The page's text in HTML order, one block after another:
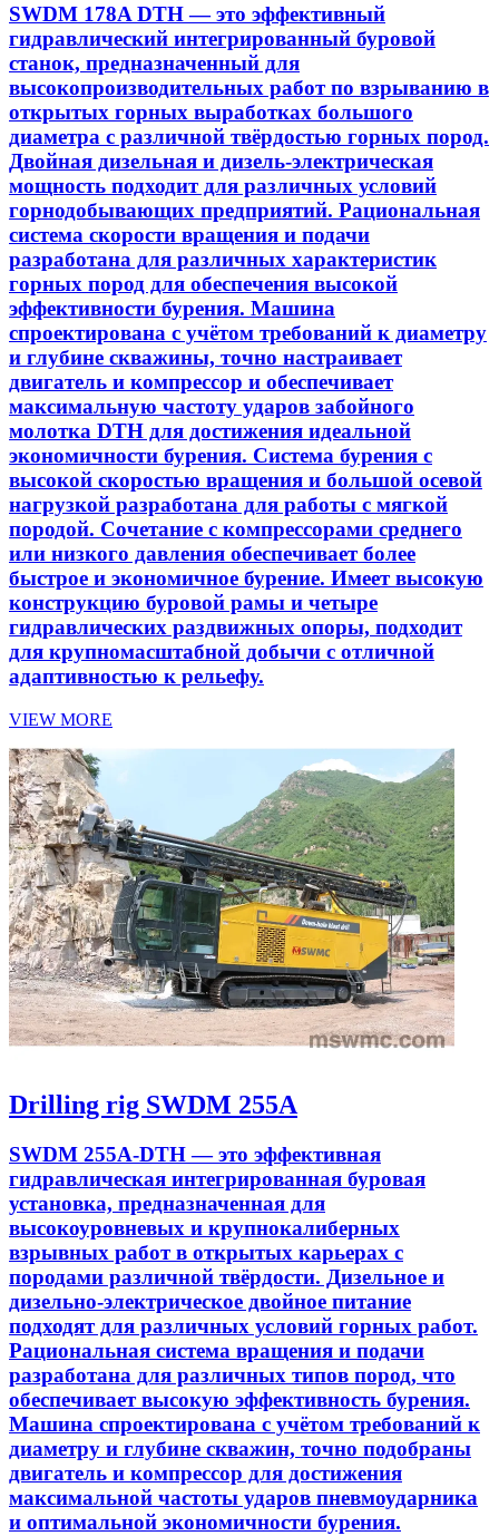
SWDM 178A DTH — это эффективный
гидравлический интегрированный буровой
станок, предназначенный для
высокопроизводительных работ по взрыванию в
открытых горных выработках большого
диаметра с различной твёрдостью горных пород.
Двойная дизельная и дизель-электрическая
мощность подходит для различных условий
горнодобывающих предприятий. Рациональная
система скорости вращения и подачи
разработана для различных характеристик
горных пород для обеспечения высокой
эффективности бурения. Машина
спроектирована с учётом требований к диаметру
и глубине скважины, точно настраивает
двигатель и компрессор и обеспечивает
максимальную частоту ударов забойного
молотка DTH для достижения идеальной
экономичности бурения. Система бурения с
высокой скоростью вращения и большой осевой
нагрузкой разработана для работы с мягкой
породой. Сочетание с компрессорами среднего
или низкого давления обеспечивает более
быстрое и экономичное бурение. Имеет высокую
конструкцию буровой рамы и четыре
гидравлических раздвижных опоры, подходит
для крупномасштабной добычи с отличной
адаптивностью к рельефу.
VIEW MORE
Drilling rig SWDM 255A
SWDM 255A-DTH — это эффективная
гидравлическая интегрированная буровая
установка, предназначенная для
высокоуровневых и крупнокалиберных
взрывных работ в открытых карьерах с
породами различной твёрдости. Дизельное и
дизельно-электрическое двойное питание
подходят для различных условий горных работ.
Рациональная система вращения и подачи
разработана для различных типов пород, что
обеспечивает высокую эффективность бурения.
Машина спроектирована с учётом требований к
диаметру и глубине скважин, точно подобраны
двигатель и компрессор для достижения
максимальной частоты ударов пневмоударника
и оптимальной экономичности бурения.